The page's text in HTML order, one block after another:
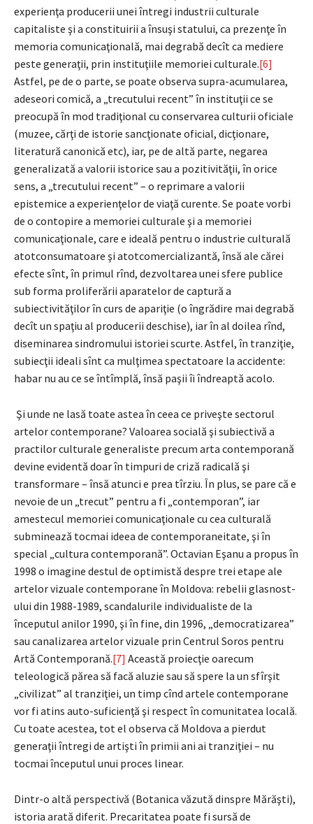
experienţa producerii unei întregi industrii culturale
capitaliste şi a constituirii a însuşi statului, ca prezenţe în
memoria comunicaţională, mai degrabă decît ca mediere
peste generaţii, prin instituţiile memoriei culturale.[6]
Astfel, pe de o parte, se poate observa supra-acumularea,
adeseori comică, a „trecutului recent” în instituţii ce se
preocupă în mod tradiţional cu conservarea culturii oficiale
(muzee, cărţi de istorie sancţionate oficial, dicţionare,
literatură canonică etc), iar, pe de altă parte, negarea
generalizată a valorii istorice sau a pozitivităţii, în orice
sens, a „trecutului recent” – o reprimare a valorii
epistemice a experienţelor de viaţă curente. Se poate vorbi
de o contopire a memoriei culturale şi a memoriei
comunicaţionale, care e ideală pentru o industrie culturală
atotconsumatoare şi atotcomercializantă, însă ale cărei
efecte sînt, în primul rînd, dezvoltarea unei sfere publice
sub forma proliferării aparatelor de captură a
subiectivităţilor în curs de apariţie (o îngrădire mai degrabă
decît un spaţiu al producerii deschise), iar în al doilea rînd,
diseminarea sindromului istoriei scurte. Astfel, în tranziţie,
subiecţii ideali sînt ca mulţimea spectatoare la accidente:
habar nu au ce se întîmplă, însă paşii îi îndreaptă acolo.
Şi unde ne lasă toate astea în ceea ce priveşte sectorul
artelor contemporane? Valoarea socială şi subiectivă a
practilor culturale generaliste precum arta contemporană
devine evidentă doar în timpuri de criză radicală şi
transformare – însă atunci e prea tîrziu. În plus, se pare că e
nevoie de un „trecut” pentru a fi „contemporan”, iar
amestecul memoriei comunicaţionale cu cea culturală
subminează tocmai ideea de contemporaneitate, şi în
special „cultura contemporană”. Octavian Eşanu a propus în
1998 o imagine destul de optimistă despre trei etape ale
artelor vizuale contemporane în Moldova: rebelii glasnost-
ului din 1988-1989, scandalurile individualiste de la
începutul anilor 1990, şi în fine, din 1996, „democratizarea”
sau canalizarea artelor vizuale prin Centrul Soros pentru
Artă Contemporană.[7] Această proiecţie oarecum
teleologică părea să facă aluzie sau să spere la un sfîrşit
„civilizat” al tranziţiei, un timp cînd artele contemporane
vor fi atins auto-suficienţă şi respect în comunitatea locală.
Cu toate acestea, tot el observa că Moldova a pierdut
generaţii întregi de artişti în primii ani ai tranziţiei – nu
tocmai începutul unui proces linear.
Dintr-o altă perspectivă (Botanica văzută dinspre Mărăşti),
istoria arată diferit. Precaritatea poate fi sursă de